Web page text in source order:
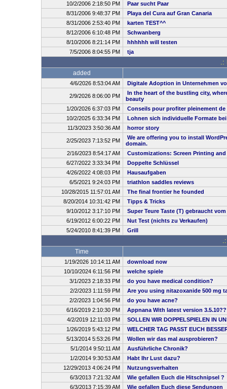
10/2/2006 2:18:50 PM
Paar sucht Paar
8/31/2006 9:48:37 PM
Playa del Cura auf Gran Canaria
8/31/2006 2:53:40 PM
karten TEST^^
8/12/2006 6:10:48 PM
Schwanberg
8/10/2006 8:21:14 PM
hhhhhh will testen
7/5/2006 8:04:55 PM
tja
.:
added
4/6/2026 8:53:04 AM Digitale Adoption in Unternehmen
2/9/2026 8:06:00 PM
In the heart of the bustling city,
beauty
1/20/2026 6:37:03 PM
Conseils pour profiter pleinement de
10/2/2025 6:33:34 PM
Lohnen sich individuelle Formate
11/3/2023 3:50:36 AM
horror story
2/25/2023 7:13:52 PM
We are offering you to install
domain.
2/16/2023 8:54:17 AM
Customizations: Screen Printing and
6/27/2022 3:33:34 PM
Doppelte Schlüssel
4/26/2022 4:08:03 PM
Hausaufgaben
6/5/2021 9:24:03 PM
triathlon saddles reviews
10/28/2015 11:57:01 AM
The final frontier he founded
8/20/2014 10:31:42 PM
Tipps & Tricks
9/10/2012 3:17:10 PM
Super Teure Taste (T) gebraucht
6/19/2012 6:00:22 PM
Nut Test (nichts zu Verkaufen)
5/24/2010 8:41:39 PM
Grill
Time
1/19/2026 10:14:11 AM
download now
10/10/2024 6:11:56 PM
welche spiele
3/1/2023 2:18:33 PM
do you have medical condition?
2/2/2023 1:11:59 PM
Are you using nitazoxanide 500 mg
2/2/2023 1:04:56 PM
do you have acne?
6/16/2019 2:10:30 PM
Appnana With latest version 3.5.10??
4/2/2019 12:11:03 PM
SOLLEN WIR DOPPELSPIELEN IN
1/26/2019 5:43:12 PM
WELCHER TAG PASST EUCH
5/13/2014 5:53:26 PM
Wollen wir das mal ausprobieren?
5/1/2014 9:50:11 AM
Ausführliche Chronik?
1/2/2014 9:30:53 AM
Habt Ihr Lust dazu?
12/29/2013 4:06:24 PM
Nutzungsverhalten
6/3/2013 7:21:32 AM
Wie gefallen Euch die Hitschnipsel ?
6/3/2013 7:15:39 AM
Wie gefallen Euch diese Sendungen